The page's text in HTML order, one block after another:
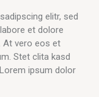
elitr, sed
et dolore
At vero eos et
Stet clita kasd
ipsum dolor